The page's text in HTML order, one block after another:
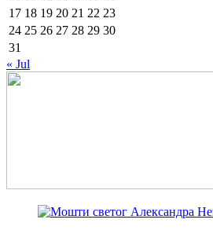
17 18 19 20 21 22 23
24 25 26 27 28 29 30
31
« Jul